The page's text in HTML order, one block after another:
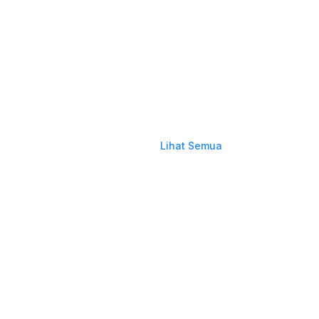
Lihat Semua